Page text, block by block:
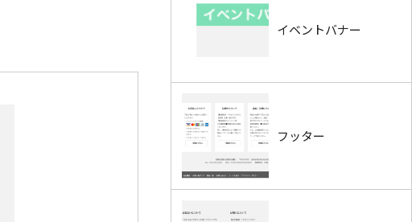
イベントバナー
フッター